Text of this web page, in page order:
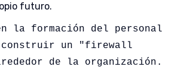
futuro.
la formación del personal
un "firewall
de la organización.